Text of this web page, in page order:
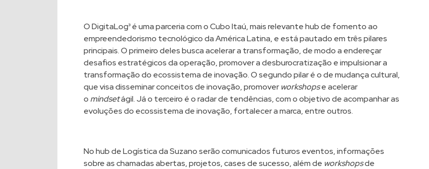
O DigitaLog³ é uma parceria com o Cubo Itaú, mais relevante hub de fomento ao
empreendedorismo tecnológico da América Latina, e está pautado em três pilares
principais. O primeiro deles busca acelerar a transformação, de modo a endereçar
desafios estratégicos da operação, promover a desburocratização e impulsionar a
transformação do ecossistema de inovação. O segundo pilar é o de mudança cultural,
que visa disseminar conceitos de inovação, promover workshopse acelerar
o mindsetágil. Já o terceiro é o radar de tendências, com o objetivo de acompanhar as
evoluções do ecossistema de inovação, fortalecer a marca, entre outros.
No hub de Logística da Suzano serão comunicados futuros eventos, informações
sobre as chamadas abertas, projetos, cases de sucesso, além de workshopsde